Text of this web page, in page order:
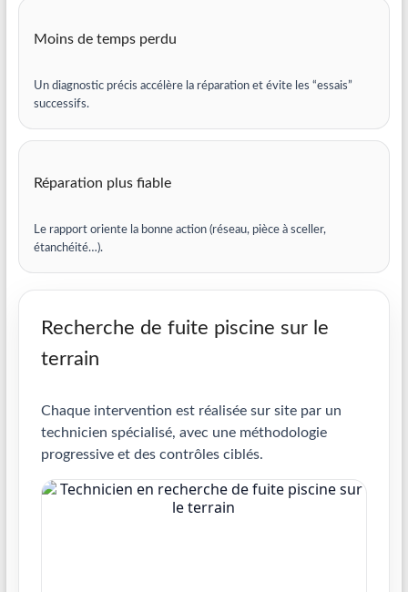
Moins de temps perdu
Un diagnostic précis accélère la réparation et évite les “essais”
successifs.
Réparation plus fiable
Le rapport oriente la bonne action (réseau, pièce à sceller,
étanchéité…).
Recherche de fuite piscine sur le
terrain
Chaque intervention est réalisée sur site par un
technicien spécialisé, avec une méthodologie
progressive et des contrôles ciblés.